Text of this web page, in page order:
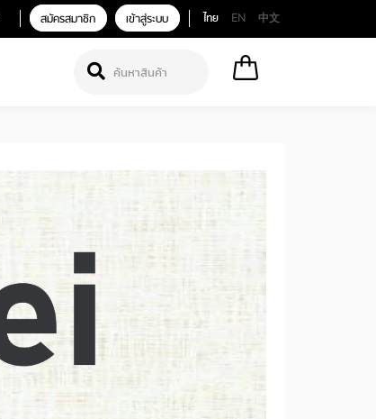
สมัครสมาชิก เข้าสู่ระบบ ไทย EN 中文